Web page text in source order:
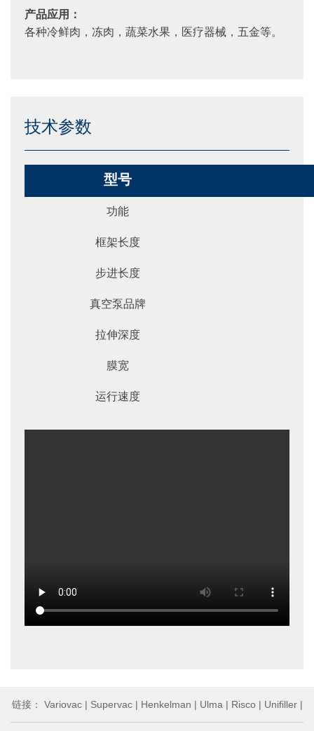
产品应用：
各种冷鲜肉，冻肉，蔬菜水果，医疗器械，五金等。
技术参数
型号
功能
框架长度
步进长度
真空泵品牌
拉伸深度
膜宽
运行速度
链接： Variovac| Supervac| Henkelman | Ulma| Risco| Unifiller|